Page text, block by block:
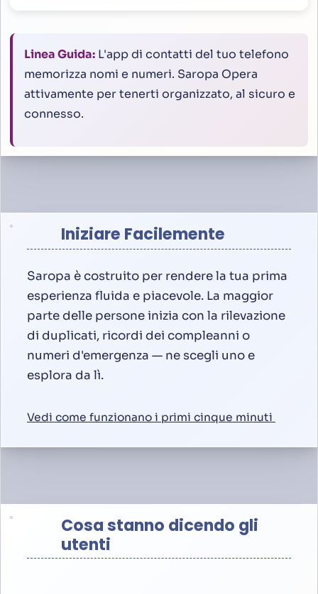
Linea Guida: L'app di contatti del tuo telefono
memorizza nomi e numeri. Saropa Opera
attivamente per tenerti organizzato, al sicuro e
connesso.
Iniziare Facilemente
Saropa è costruito per rendere la tua prima
esperienza fluida e piacevole. La maggior
parte delle persone inizia con la rilevazione
di duplicati, ricordi dei compleanni o
numeri d'emergenza — ne scegli uno e
esplora da lì.
Vedi come funzionano i primi cinque minuti
Cosa stanno dicendo gli
utenti